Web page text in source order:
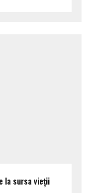
la sursa vieții